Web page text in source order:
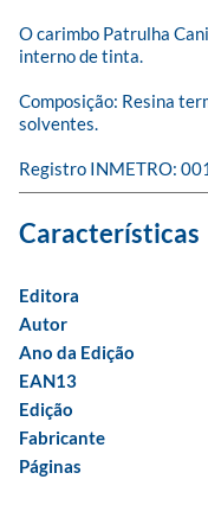
O carimbo Patrulha
interno de tinta.
Composição: Resina
solventes.
Registro INMETRO:
Editora
Autor
Ano da Edição
EAN13
Edição
Fabricante
Páginas